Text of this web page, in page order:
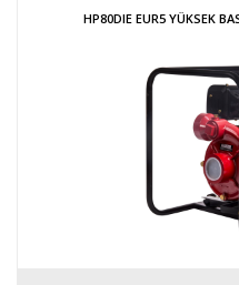
HP80DIE EUR5 YÜKSEK